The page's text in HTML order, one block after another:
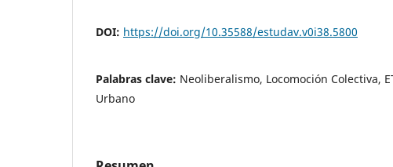
DOI: https://doi.org/10.35588/estudav.v0i38.5800
Palabras clave: Neoliberalismo, Locomoción Colectiva,
Urbano